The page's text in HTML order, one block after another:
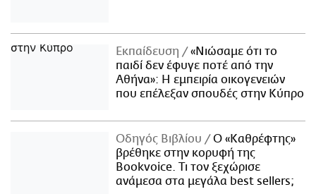
Εκπαίδευση
«Νιώσαμε ότι το
παιδί δεν έφυγε ποτέ από την
Αθήνα»: Η εμπειρία οικογενειών
που επέλεξαν σπουδές στην Κύπρο
Οδηγός Βιβλίου
Ο «Καθρέφτης»
βρέθηκε στην κορυφή της
Bookvoice. Τι τον ξεχώρισε
ανάμεσα στα μεγάλα best sellers;